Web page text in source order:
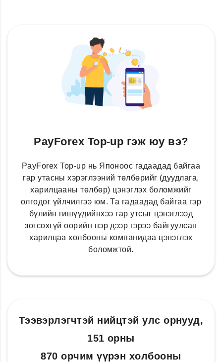
PayForex Top-up гэж юу вэ?
PayForex Top-up нь Японоос гадаадад байгаа
гар утасны хэрэглээний төлбөрийг (дуудлага,
харилцааны төлбөр) цэнэглэх боломжийг
олгодог үйлчилгээ юм. Та гадаадад байгаа гэр
бүлийн гишүүдийнхээ гар утсыг цэнэглээд
зогсохгүй өөрийн нэр дээр гэрээ байгуулсан
харилцаа холбооны компанидаа цэнэглэх
боломжтой.
Тээвэрлэгчтэй нийцтэй улс орнууд,
151 орны
870 орчим үүрэн холбооны